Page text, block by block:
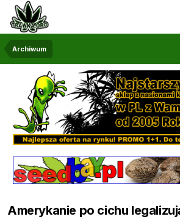
Archiwum
Amerykanie po cichu